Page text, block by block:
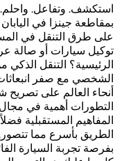
استكشف. وتفاعل.
بمقاطعة جينزا في
على طرق التنقل في
توكيل سيارات أو صالة
الرئيسية؟ التنقل الذكي
الشخصي مع صفر
أنحاء العالم على
التطورات أهمية في
المفاهيم المستقبلية
الطريق بأسرع مما